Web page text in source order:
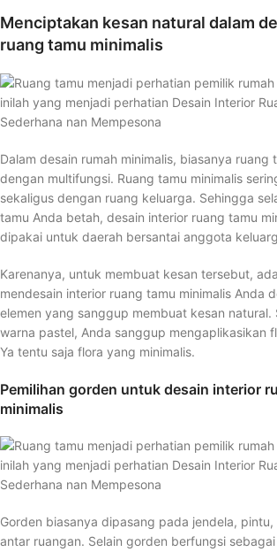
Menciptakan kesan natural dalam
ruang tamu minimalis
Dalam desain rumah minimalis, biasanya ruang
dengan multifungsi. Ruang tamu minimalis
sekaligus dengan ruang keluarga. Sehingga
tamu Anda betah, desain interior ruang tamu
dipakai untuk daerah bersantai anggota
Karenanya, untuk membuat kesan tersebut,
mendesain interior ruang tamu minimalis Anda
elemen yang sanggup membuat kesan natural.
warna pastel, Anda sanggup mengaplikasikan
Ya tentu saja flora yang minimalis.
Pemilihan gorden untuk desain interior
minimalis
Gorden biasanya dipasang pada jendela,
antar ruangan. Selain gorden berfungsi